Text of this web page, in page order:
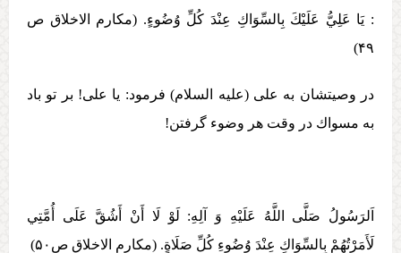
: يَا عَلِيُّ عَلَيْكَ بِالسِّوَاكِ عِنْدَ كُلِّ وُضُوءٍ. (مکارم الاخلاق ص
۴۹)
در وصيتشان به علی (علیه السلام) فرمود: يا علی! بر تو باد
به مسواك در وقت هر وضوء گرفتن!
اَلرَسُولُ صَلَّی اللَّهُ عَلَيْهِ وَ آلِهِ:‏‏ لَوْ لَا أَنْ أَشُقَّ عَلَی أُمَّتِي
لَأَمَرْتُهُمْ بِالسِّوَاكِ عِنْدَ وُضُوءِ كُلِّ صَلَاةٍ. (مکارم الاخلاق ص۵۰)